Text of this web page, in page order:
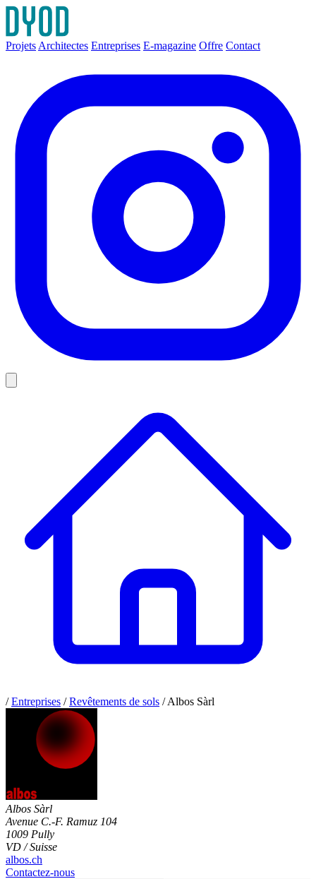
Projets Architectes Entreprises E-magazine Offre Contact
/ Entreprises / Revêtements de sols /Albos Sàrl
Albos Sàrl
Avenue C.-F. Ramuz 104
1009 Pully
VD / Suisse
albos.ch
Contactez-nous